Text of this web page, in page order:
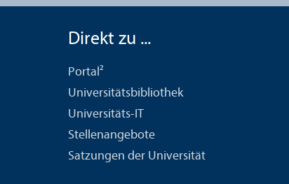
Direkt zu ...
Portal²
Universitäts­bibliothek
Universitäts-IT
Stellenangebote
Satzungen der Universität